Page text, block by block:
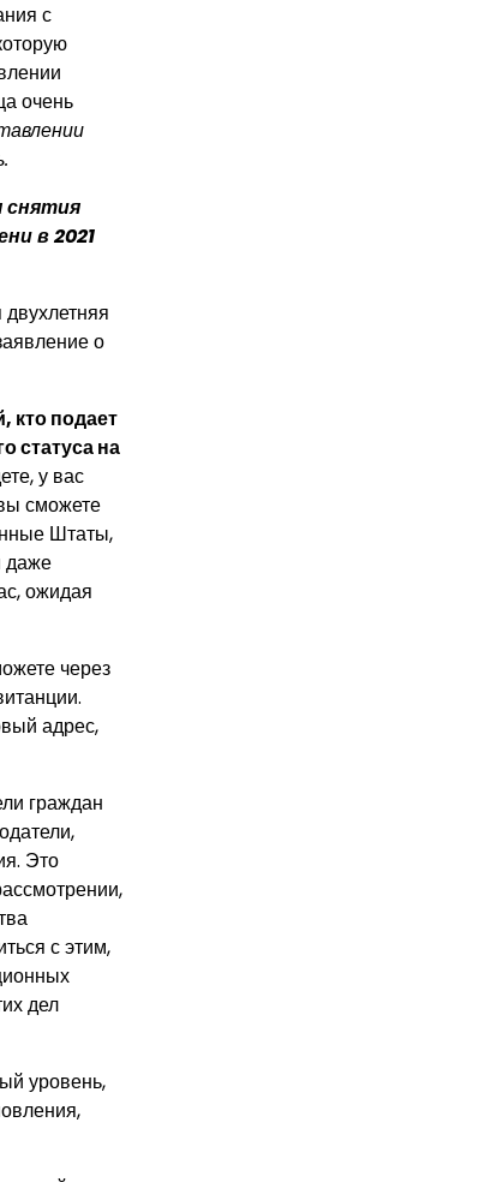
с
очень
снятия
в 2021
о
кто подает
статуса на
у вас
сможете
Штаты,
даже
ожидая
через
адрес,
граждан
Это
с этим,
дел
уровень,